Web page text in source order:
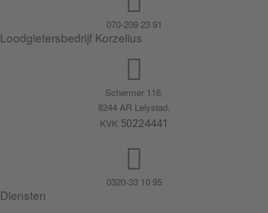
070-209 23 91
Loodgietersbedrijf Korzelius
Schermer 116,
8244 AR Lelystad.
KVK 50224441
0320-33 10 95
Diensten